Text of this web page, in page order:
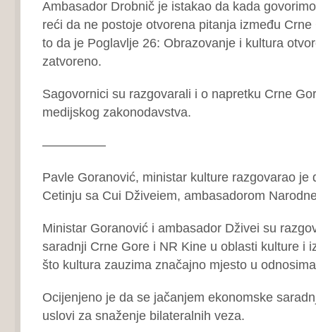
Ambasador Drobnič je istakao da kada
reći da ne postoje otvorena pitanja između
to da je Poglavlje 26: Obrazovanje i kultura
zatvoreno.
Sagovornici su razgovarali i o napretku Crne
medijskog zakonodavstva.
—————
Pavle Goranović, ministar kulture razgovarao je
Cetinju sa Cui Dživeiem, ambasadorom
Ministar Goranović i ambasador Dživei su
saradnji Crne Gore i NR Kine u oblasti kulture i
što kultura zauzima značajno mjesto u
Ocijenjeno je da se jačanjem ekonomske
uslovi za snaženje bilateralnih veza.